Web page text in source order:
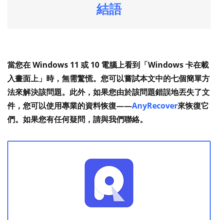
結語
當您在 Windows 11 或 10 電腦上看到 「Windows 卡在載
入畫面上 」時，無需驚慌。您可以嘗試本文中的七個簡單方
法來解決該問題。此外，如果您由於該問題錯誤地丟失了文
件，您可以使用專業的資料恢復——AnyRecover來恢復它
們。如果您有任何疑問，請與我們聯絡。